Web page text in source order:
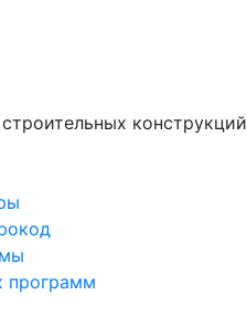
конструкций
программ